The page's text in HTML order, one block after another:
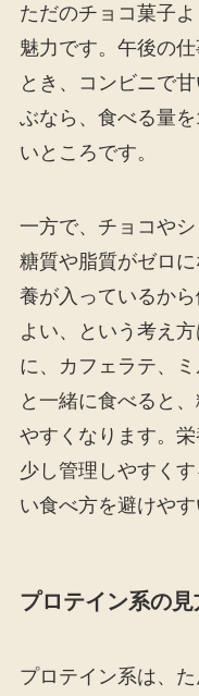
ただのチョコ菓子
魅力です。午後の
とき、コンビニで
ぶなら、食べる量
いところです。
一方で、チョコやシ
糖質や脂質がゼロ
養が入っているか
よい、という考え
に、カフェラテ、
と一緒に食べると
やすくなります。
少し管理しやすく
い食べ方を避けやす
プロテイン系の見
プロテイン系は、